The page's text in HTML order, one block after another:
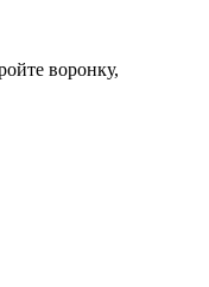
воронку,